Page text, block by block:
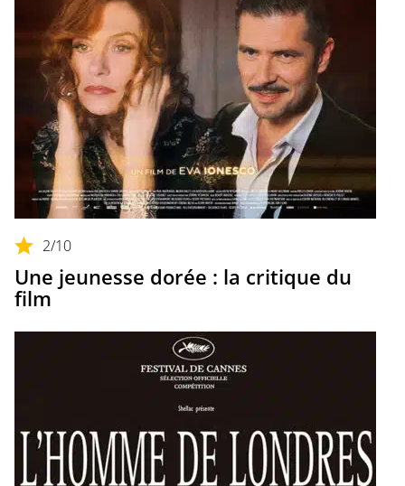
2/10
Une jeunesse dorée : la critique du
film